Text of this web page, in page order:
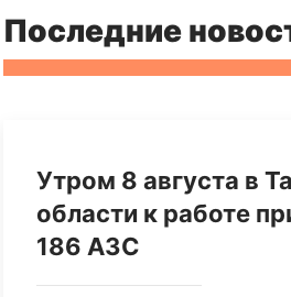
Последние
Утром 8 августа в
области к работе
186 АЗС